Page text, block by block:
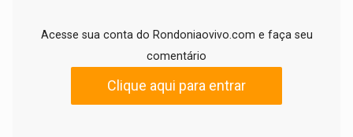
Acesse sua conta do Rondoniaovivo.com e faça seu
comentário
Clique aqui para entrar